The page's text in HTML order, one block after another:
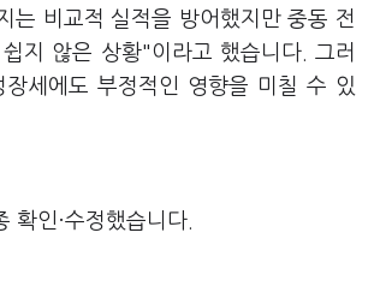
는 비교적 실적을 방어했지만 중동 전
지 않은 상황"이라고 했습니다. 그러
세에도 부정적인 영향을 미칠 수 있
확인·수정했습니다.